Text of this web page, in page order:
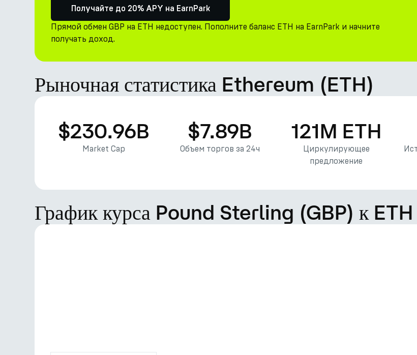
Получайте до 20% APY на EarnPark
Прямой обмен GBP на ETH недоступен. Пополните баланс ETH на EarnPark и начните
получать доход.
Рыночная статистика Ethereum (ETH)
$230.96B
Market Cap
$7.89B
Объем торгов за 24ч
121M ETH
Циркулирующее
предложение
График курса Pound Sterling (GBP) к ETH